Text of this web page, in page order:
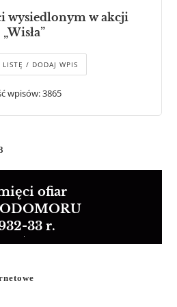
wysiedlonym w akcji
„Wisła”
LISTĘ / DODAJ WPIS
wpisów: 3865
ofiar
33 r.